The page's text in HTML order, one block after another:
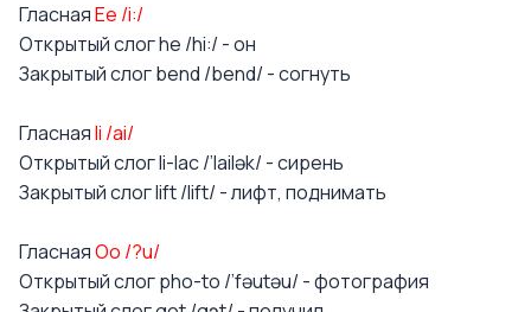
ГласнаяEe /i:/
Открытый слог he /hi:/ - он
Закрытый слог bend /bend/ - согнуть
ГласнаяIi /ai/
Открытый слог li-lac /’lailək/ - сирень
Закрытый слог lift /lift/ - лифт, поднимать
ГласнаяOo /?u/
Открытый слог pho-to /’fəutəu/ - фотография